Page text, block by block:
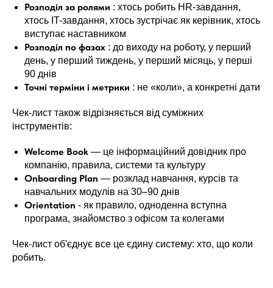
Розподіл за ролями : хтось робить HR-завдання,
хтось IT-завдання, хтось зустрічає як керівник, хтось
виступає наставником
Розподіл по фазах : до виходу на роботу, у перший
день, у перший тиждень, у перший місяць, у перші
90 днів
Точні терміни і метрики : не «коли», а конкретні дати
Чек-лист також відрізняється від суміжних
інструментів:
Welcome Book — це інформаційний довідник про
компанію, правила, системи та культуру
Onboarding Plan — розклад навчання, курсів та
навчальних модулів на 30–90 днів
Orientation - як правило, одноденна вступна
програма, знайомство з офісом та колегами
Чек-лист об'єднує все це єдину систему: хто, що коли
робить.